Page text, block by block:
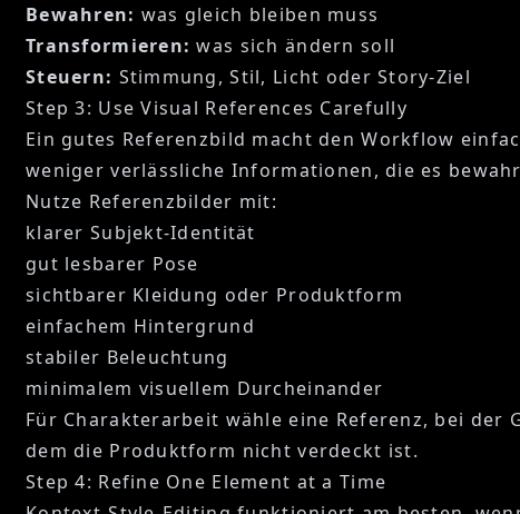
Bewahren: was gleich bleiben muss
Transformieren: was sich ändern soll
Steuern: Stimmung, Stil, Licht oder Story-Ziel
Step 3: Use Visual References Carefully
Ein gutes Referenzbild macht den Workflow
weniger verlässliche Informationen, die es
Nutze Referenzbilder mit:
klarer Subjekt-Identität
gut lesbarer Pose
sichtbarer Kleidung oder Produktform
einfachem Hintergrund
stabiler Beleuchtung
minimalem visuellem Durcheinander
Für Charakterarbeit wähle eine Referenz, bei
dem die Produktform nicht verdeckt ist.
Step 4: Refine One Element at a Time